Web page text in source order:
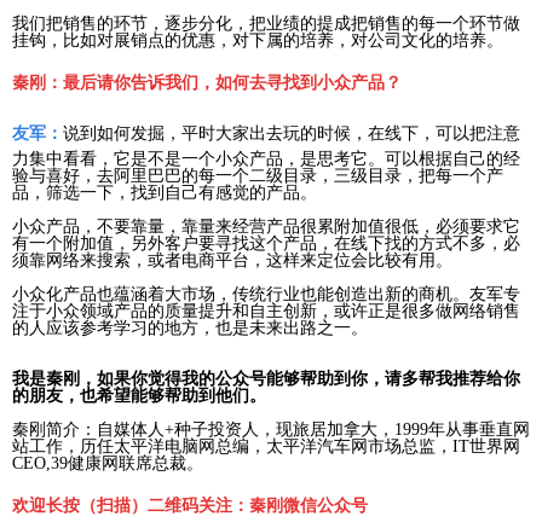
我们把销售的环节，逐步分化，把业绩的提成把销售的每一个环节做
挂钩，比如对展销点的优惠，对下属的培养，对公司文化的培养。
秦刚：最后请你告诉我们，如何去寻找到小众产品？
友军： 说到如何发掘，平时大家出去玩的时候，在线下，可以把注意
力集中看看，它是不是一个小众产品，是思考它。可以根据自己的经
验与喜好，去阿里巴巴的每一个二级目录，三级目录，把每一个产
品，筛选一下，找到自己有感觉的产品。
小众产品，不要靠量，靠量来经营产品很累附加值很低，必须要求它
有一个附加值，另外客户要寻找这个产品，在线下找的方式不多，必
须靠网络来搜索，或者电商平台，这样来定位会比较有用。
小众化产品也蕴涵着大市场，传统行业也能创造出新的商机。友军专
注于小众领域产品的质量提升和自主创新，或许正是很多做网络销售
的人应该参考学习的地方，也是未来出路之一。
我是秦刚，如果你觉得我的公众号能够帮助到你，请多帮我推荐给你
的朋友， 也希望能够帮助到他们。
秦刚简介：自媒体人+种子投资人，现旅居加拿大，1999年从事垂直网
站工作，历任太平洋电脑网总编，太平洋汽车网市场总监，IT世界网
CEO,39健康网联席总裁。
欢迎长按（扫描）二维码关注：秦刚微信公众号